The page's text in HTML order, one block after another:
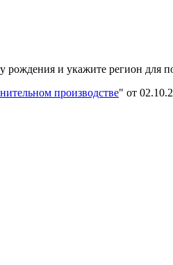
рождения и укажите регион для
производстве" от